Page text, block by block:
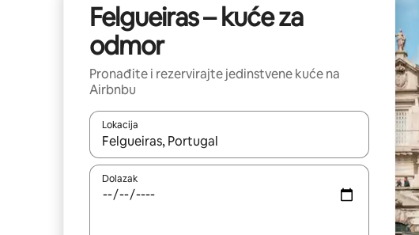
Felgueiras – kuće za
odmor
Pronađite i rezervirajte jedinstvene kuće na
Airbnbu
Lokacija
Kada budu dostupni rezultati, moći ćete ih pregledati
Dolazak